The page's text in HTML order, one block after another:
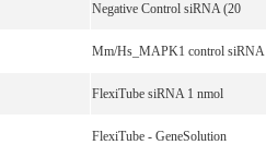
Negative Control siRNA (20
Mm/Hs_MAPK1 control siRNA
FlexiTube siRNA 1 nmol
FlexiTube - GeneSolution